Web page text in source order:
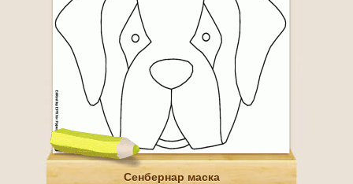
Сенбернар маска